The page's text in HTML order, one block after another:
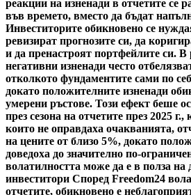
реакции на изненади в отчетите се
във времето, вместо да бъдат
Инвеститорите обикновено се
ревизират прогнозите си, да
и да пренастроят портфейлите си. В
негативни изненади често
отколкото фундаментите сами по
докато положителните изненади
умерени ръстове. Този ефект беше
през сезона на отчетите през 2025
които не оправдаха очакванията,
на цените от близо 5%, докато
доведоха до значително по-
волатилността може да е в полза на
инвеститори Според Freedom24
отчетите, обикновено е